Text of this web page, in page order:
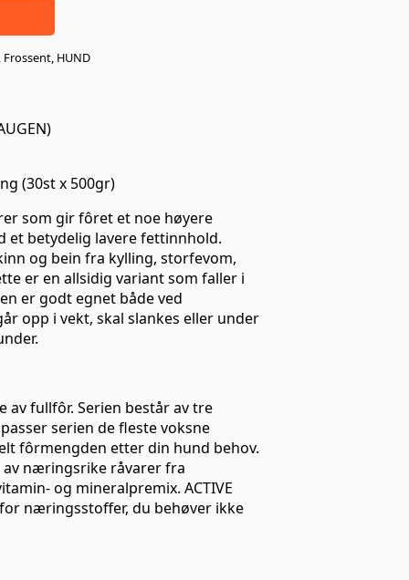
Frossent, HUND
(30st x 500gr)
som gir fôret et noe høyere
et betydelig lavere fettinnhold.
og bein fra kylling, storfevom,
er en allsidig variant som faller i
er godt egnet både ved
opp i vekt, skal slankes eller under
av fullfôr. Serien består av tre
serien de fleste voksne
fôrmengden etter din hund behov.
næringsrike råvarer fra
og mineralpremix. ACTIVE
næringsstoffer, du behøver ikke